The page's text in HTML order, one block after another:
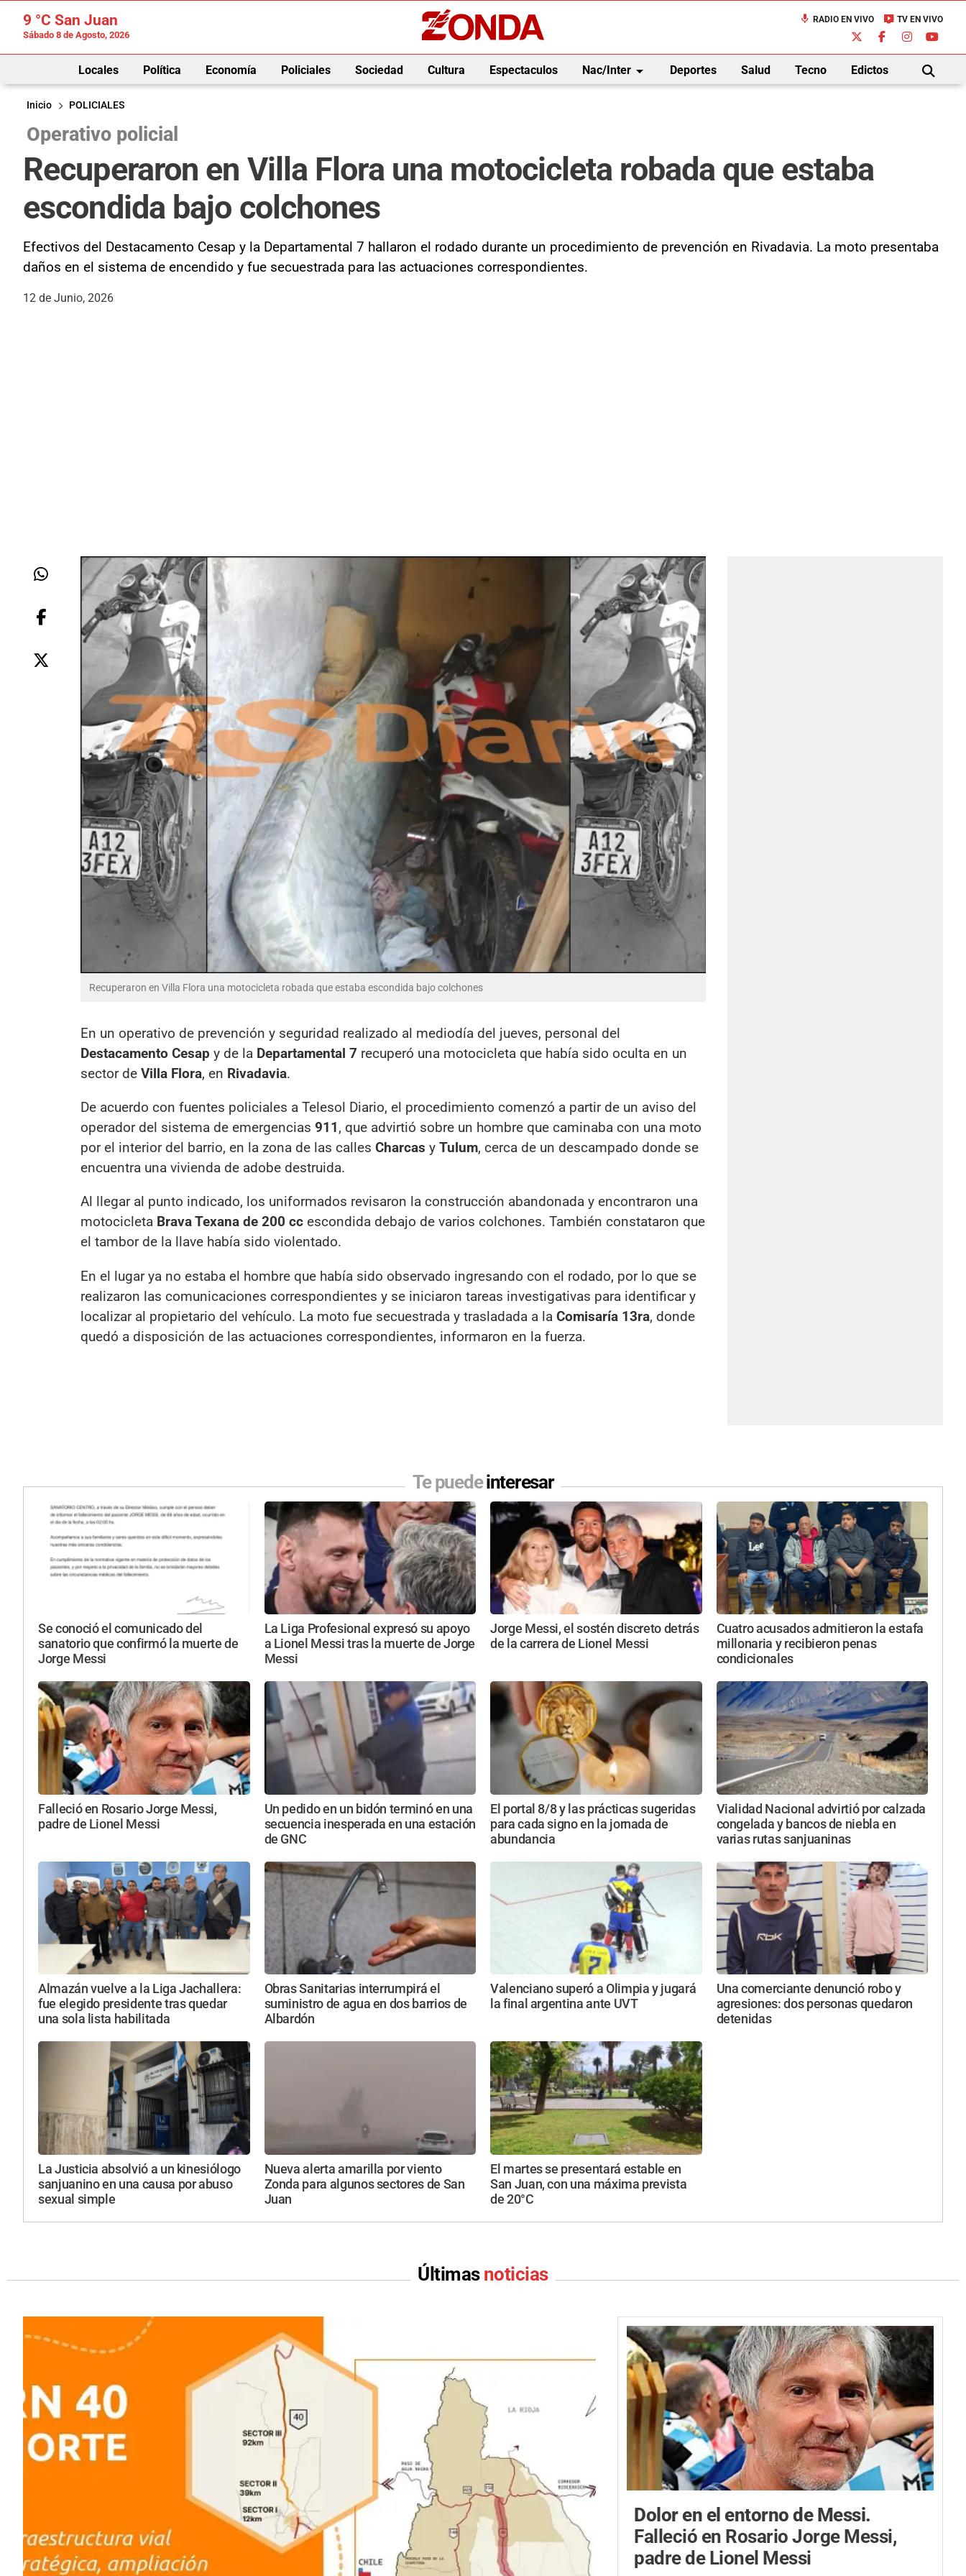
9 °C San Juan
Sábado 8 de Agosto, 2026
mic RADIO EN VIVO live_tv TV EN VIVO
Locales Política Economía Policiales Sociedad Cultura Espectaculos Nac/Interarrow_drop_down Deportes Salud Tecno Edictos
BUSCAR
Inicio
POLICIALES
Operativo policial
Recuperaron en Villa Flora una motocicleta robada que estaba
escondida bajo colchones
Efectivos del Destacamento Cesap y la Departamental 7 hallaron el rodado durante un procedimiento de prevención en Rivadavia. La moto presentaba
daños en el sistema de encendido y fue secuestrada para las actuaciones correspondientes.
12 de Junio, 2026
Recuperaron en Villa Flora una motocicleta robada que estaba escondida bajo colchones
En un operativo de prevención y seguridad realizado al mediodía del jueves, personal del
Destacamento Cesap y de la Departamental 7 recuperó una motocicleta que había sido oculta en un
sector de Villa Flora, en Rivadavia.
De acuerdo con fuentes policiales a Telesol Diario, el procedimiento comenzó a partir de un aviso del
operador del sistema de emergencias 911, que advirtió sobre un hombre que caminaba con una moto
por el interior del barrio, en la zona de las calles Charcas y Tulum, cerca de un descampado donde se
encuentra una vivienda de adobe destruida.
Al llegar al punto indicado, los uniformados revisaron la construcción abandonada y encontraron una
motocicleta Brava Texana de 200 cc escondida debajo de varios colchones. También constataron que
el tambor de la llave había sido violentado.
En el lugar ya no estaba el hombre que había sido observado ingresando con el rodado, por lo que se
realizaron las comunicaciones correspondientes y se iniciaron tareas investigativas para identificar y
localizar al propietario del vehículo. La moto fue secuestrada y trasladada a la Comisaría 13ra, donde
quedó a disposición de las actuaciones correspondientes, informaron en la fuerza.
Te puedeinteresar
Se conoció el comunicado del
sanatorio que confirmó la muerte de
Jorge Messi
La Liga Profesional expresó su apoyo
a Lionel Messi tras la muerte de Jorge
Messi
Jorge Messi, el sostén discreto detrás
de la carrera de Lionel Messi
Cuatro acusados admitieron la estafa
millonaria y recibieron penas
condicionales
Falleció en Rosario Jorge Messi,
padre de Lionel Messi
Un pedido en un bidón terminó en una
secuencia inesperada en una estación
de GNC
El portal 8/8 y las prácticas sugeridas
para cada signo en la jornada de
abundancia
Vialidad Nacional advirtió por calzada
congelada y bancos de niebla en
varias rutas sanjuaninas
Almazán vuelve a la Liga Jachallera:
fue elegido presidente tras quedar
una sola lista habilitada
Obras Sanitarias interrumpirá el
suministro de agua en dos barrios de
Albardón
Valenciano superó a Olimpia y jugará
la final argentina ante UVT
Una comerciante denunció robo y
agresiones: dos personas quedaron
detenidas
La Justicia absolvió a un kinesiólogo
sanjuanino en una causa por abuso
sexual simple
Nueva alerta amarilla por viento
Zonda para algunos sectores de San
Juan
El martes se presentará estable en
San Juan, con una máxima prevista
de 20°C
Últimas noticias
Dolor en el entorno de Messi.
Falleció en Rosario Jorge Messi,
padre de Lionel Messi